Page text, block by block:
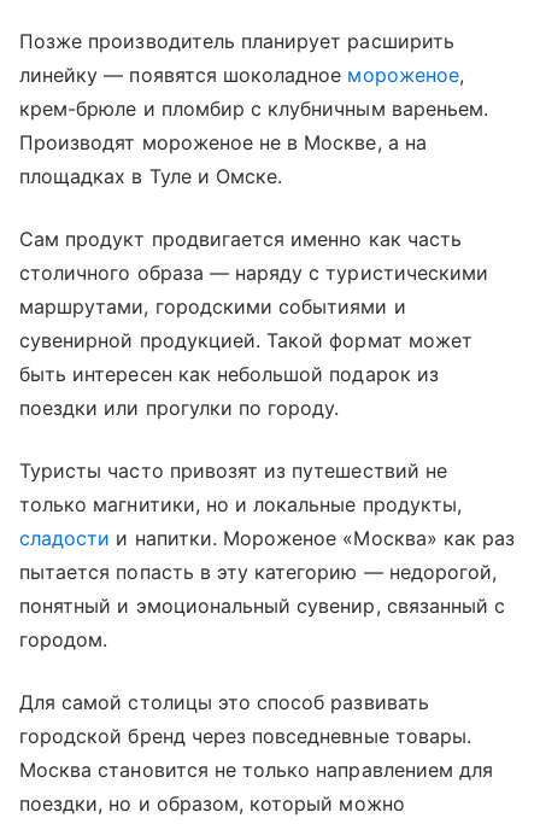
Позже производитель планирует расширить
линейку — появятся шоколадное мороженое,
крем-брюле и пломбир с клубничным вареньем.
Производят мороженое не в Москве, а на
площадках в Туле и Омске.
Сам продукт продвигается именно как часть
столичного образа — наряду с туристическими
маршрутами, городскими событиями и
сувенирной продукцией. Такой формат может
быть интересен как небольшой подарок из
поездки или прогулки по городу.
Туристы часто привозят из путешествий не
только магнитики, но и локальные продукты,
сладости и напитки. Мороженое «Москва» как раз
пытается попасть в эту категорию — недорогой,
понятный и эмоциональный сувенир, связанный с
городом.
Для самой столицы это способ развивать
городской бренд через повседневные товары.
Москва становится не только направлением для
поездки, но и образом, который можно